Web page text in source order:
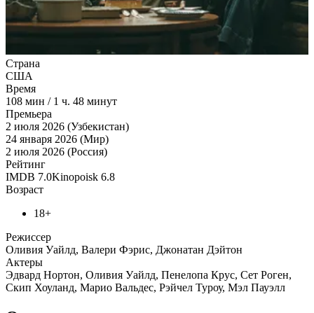
Страна
США
Время
108 мин / 1 ч. 48 минут
Премьера
2 июля 2026 (Узбекистан)
24 января 2026 (Мир)
2 июля 2026 (Россия)
Рейтинг
IMDB 7.0Kinopoisk 6.8
Возраст
18+
Режиссер
Оливия Уайлд, Валери Фэрис, Джонатан Дэйтон
Актеры
Эдвард Нортон, Оливия Уайлд, Пенелопа Крус, Сет Роген,
Скип Хоуланд, Марио Вальдес, Рэйчел Туроу, Мэл Пауэлл